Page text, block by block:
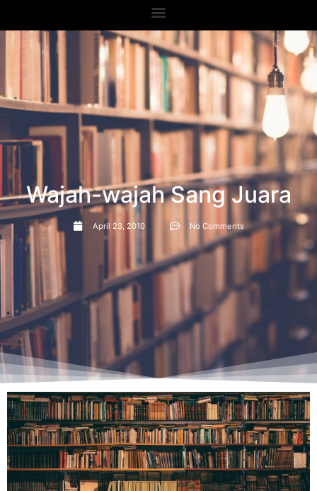
Wajah-wajah Sang Juara
April 23, 2010 No Comments